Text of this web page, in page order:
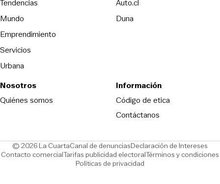
Tendencias
Mundo
Emprendimiento
Servicios
Urbana
Auto.cl
DunaOpens in new window
Nosotros
Quiénes somos
Información
Código de eticaOpens in new
Contáctanos
© 2026 La CuartaCanal de denunciasOpens in new window
Declaración de Intereses
Contacto comercialOpens in new window
Tarifas publicidad electoralOpens in new window
Términos y condiciones
Políticas de privacidad